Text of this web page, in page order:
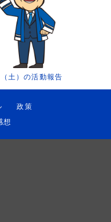
土）の活動報告
政策
想